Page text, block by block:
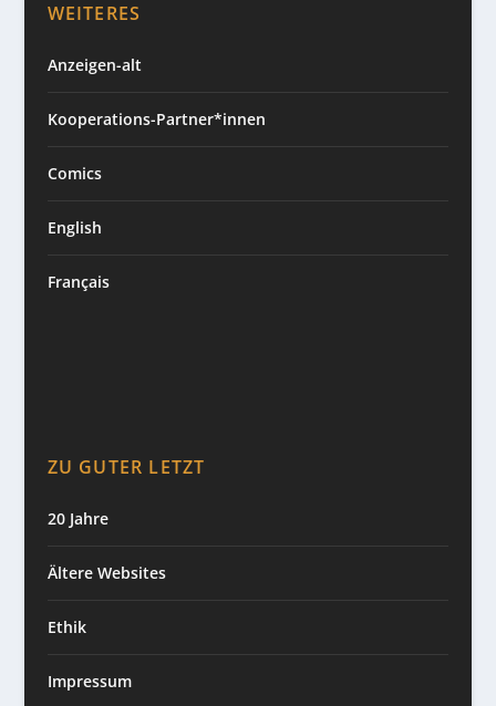
WEITERES
Anzeigen-alt
Kooperations-Partner*innen
Comics
English
Français
ZU GUTER LETZT
20 Jahre
Ältere Websites
Ethik
Impressum